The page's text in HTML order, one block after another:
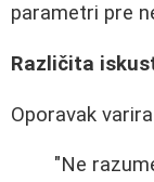
parametri pre
Različita
Oporavak
"Ne